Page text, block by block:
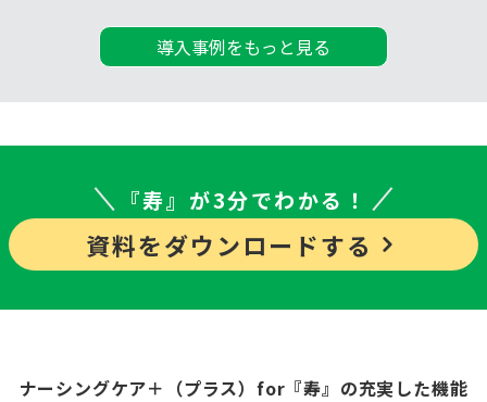
導入事例をもっと見る
『寿』が3分でわかる！
資料をダウンロードする
ナーシングケア＋（プラス） for『寿』 の充実した機能